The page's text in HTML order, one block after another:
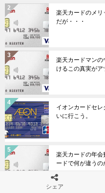
楽天カードのメリ
だが・・・
楽天カードマン
けるこの真実がア
イオンカードセ
いに行こう。
楽天カードの年会
ードで何が違うの
シェア